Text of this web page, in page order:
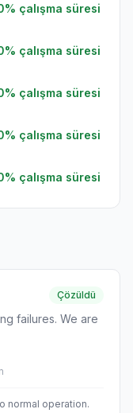
% çalışma süresi
% çalışma süresi
% çalışma süresi
% çalışma süresi
% çalışma süresi
Çözüldü
failures. We are
normal operation.